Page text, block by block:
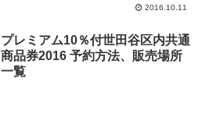
2016.10.11
プレミアム10％付世田谷区内共通
商品券2016 予約方法、販売場所
一覧